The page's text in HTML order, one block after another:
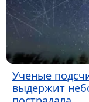
Ученые
выдержит